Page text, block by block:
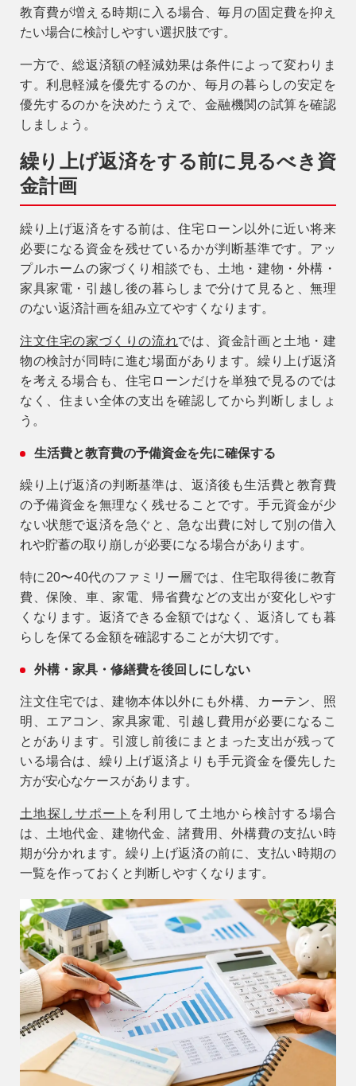
教育費が増える時期に入る場合、毎月の固定費を抑え
たい場合に検討しやすい選択肢です。
一方で、総返済額の軽減効果は条件によって変わりま
す。利息軽減を優先するのか、毎月の暮らしの安定を
優先するのかを決めたうえで、金融機関の試算を確認
しましょう。
繰り上げ返済をする前に見るべき資
金計画
繰り上げ返済をする前は、住宅ローン以外に近い将来
必要になる資金を残せているかが判断基準です。アッ
プルホームの家づくり相談でも、土地・建物・外構・
家具家電・引越し後の暮らしまで分けて見ると、無理
のない返済計画を組み立てやすくなります。
注文住宅の家づくりの流れでは、資金計画と土地・建
物の検討が同時に進む場面があります。繰り上げ返済
を考える場合も、住宅ローンだけを単独で見るのでは
なく、住まい全体の支出を確認してから判断しましょ
う。
生活費と教育費の予備資金を先に確保する
繰り上げ返済の判断基準は、返済後も生活費と教育費
の予備資金を無理なく残せることです。手元資金が少
ない状態で返済を急ぐと、急な出費に対して別の借入
れや貯蓄の取り崩しが必要になる場合があります。
特に20〜40代のファミリー層では、住宅取得後に教育
費、保険、車、家電、帰省費などの支出が変化しやす
くなります。返済できる金額ではなく、返済しても暮
らしを保てる金額を確認することが大切です。
外構・家具・修繕費を後回しにしない
注文住宅では、建物本体以外にも外構、カーテン、照
明、エアコン、家具家電、引越し費用が必要になるこ
とがあります。引渡し前後にまとまった支出が残って
いる場合は、繰り上げ返済よりも手元資金を優先した
方が安心なケースがあります。
土地探しサポート を利用して土地から検討する場合
は、土地代金、建物代金、諸費用、外構費の支払い時
期が分かれます。繰り上げ返済の前に、支払い時期の
一覧を作っておくと判断しやすくなります。
営業時間 9時〜18時
（定休／水曜日）
注文住宅
0120-70-1212